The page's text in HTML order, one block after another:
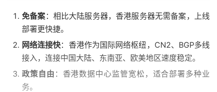
免备案 ：相比大陆服务器，香港服务器无需备案，上线
部署更快捷。
网络连接快：香港作为国际网络枢纽，CN2、BGP多线
接入，连接中国大陆、东南亚、欧美地区速度稳定。
政策自由 ：香港数据中心监管宽松，适合部署多种业
务。